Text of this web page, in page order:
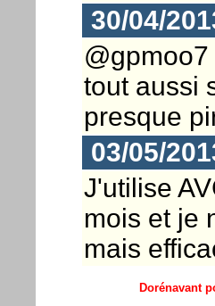
30/04/
tout aussi
presque
03/05/
J'utilise
mois et je
mais
Dorénavant